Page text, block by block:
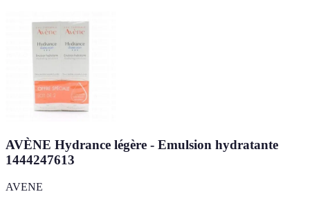
AVÈNE Hydrance légère - Emulsion hydratante
1444247613
AVENE